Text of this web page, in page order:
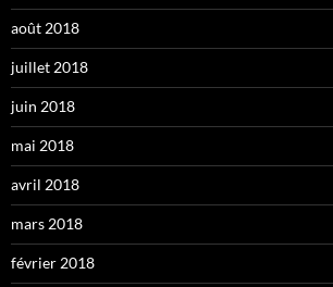
août 2018
juillet 2018
juin 2018
mai 2018
avril 2018
mars 2018
février 2018